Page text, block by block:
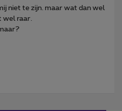
niet te zijn. maar wat dan wel
wel raar.